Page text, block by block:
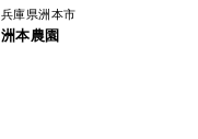
兵庫県洲本市
洲本農園